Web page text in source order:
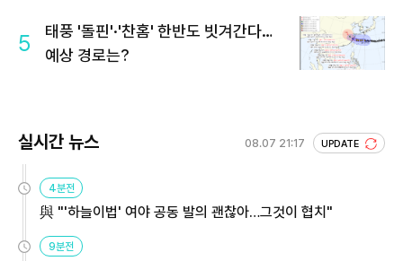
5
태풍 '돌핀'·'찬홈' 한반도 빗겨간다…
예상 경로는?
실시간 뉴스 08.07 21:17 UPDATE
4분전
與 "'하늘이법' 여야 공동 발의 괜찮아…그것이 협치"
9분전